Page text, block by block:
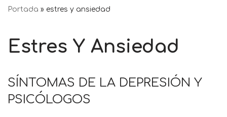
Portada » estres y ansiedad
Estres Y Ansiedad
SÍNTOMAS DE LA DEPRESIÓN Y
PSICÓLOGOS